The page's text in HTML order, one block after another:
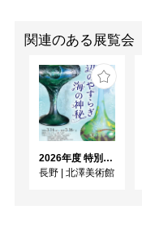
関連のある展覧会
2026年度 特別展「ガレとドーム、アール･ヌーヴォーのガラス 水辺のやすらぎ、海の神秘」
長野 | 北澤美術館